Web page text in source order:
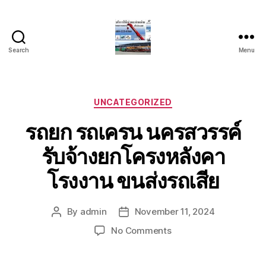
Search
รถ
เครน
รถ
เฮี๊ยบ
รถ
สไลด์
ขนส่ง
เครื่องจักร
0818900005
Menu
Categories
UNCATEGORIZED
รถยก รถเครน นครสวรรค์
รับจ้างยกโครงหลังคา
โรงงาน ขนส่งรถเสีย
Post
By admin
Post
date
November 11, 2024
No Commentson